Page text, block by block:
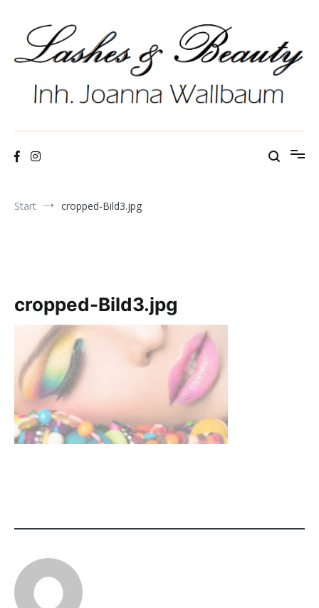
springen
Start cropped-Bild3.jpg
cropped-Bild3.jpg